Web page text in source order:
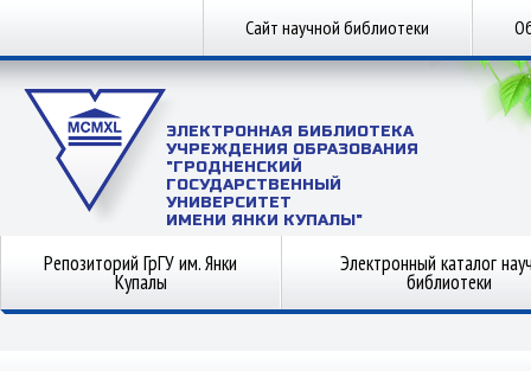
Сайт научной библиотеки
ЭЛЕКТРОННАЯ БИБЛИОТЕКА
УЧРЕЖДЕНИЯ ОБРАЗОВАНИЯ
"ГРОДНЕНСКИЙ
ГОСУДАРСТВЕННЫЙ
УНИВЕРСИТЕТ
ИМЕНИ ЯНКИ КУПАЛЫ"
Репозиторий ГрГУ им. Янки
Купалы
Электронный каталог
библиотеки